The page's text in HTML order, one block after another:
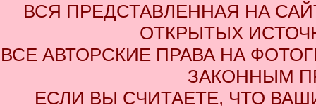
ВСЯ ПРЕДСТАВЛЕННАЯ НА
ОТКРЫТЫХ
ВСЕ АВТОРСКИЕ ПРАВА НА
ЗАКОННЫМ
ЕСЛИ ВЫ СЧИТАЕТЕ, ЧТО